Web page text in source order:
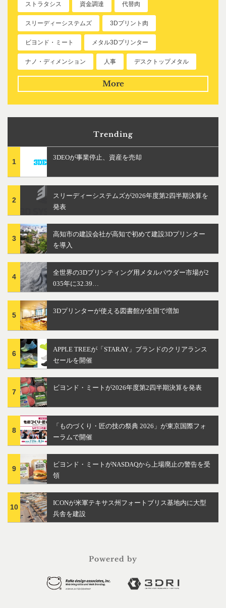
ストラタシス 資金調達 代替肉
スリーディーシステムズ 3Dプリント肉
ビヨンド・ミート メタル3Dプリンター
ナノ・ディメンション 人事 デスクトップメタル
More
Trending
1
3DEOが事業停止、資産を売却
2
スリーディーシステムズが2026年度第2四半期決算を
発表
3
高知市の建設会社が高知で初めて建設3Dプリンター
を導入
4
全世界の3Dプリンティング用メタルパウダー市場が2
035年に32.39…
5
3Dプリンターが使える図書館が全国で増加
6
APPLE TREEが「STARAY」ブランドのクリアランス
セールを開催
7
ビヨンド・ミートが2026年度第2四半期決算を発表
8
「ものづくり・匠の技の祭典 2026」が東京国際フォ
ーラムで開催
9
ビヨンド・ミートがNASDAQから上場廃止の警告を受
領
10
ICONが米軍テキサス州フォートブリス基地内に大型
兵舎を建設
Powered by